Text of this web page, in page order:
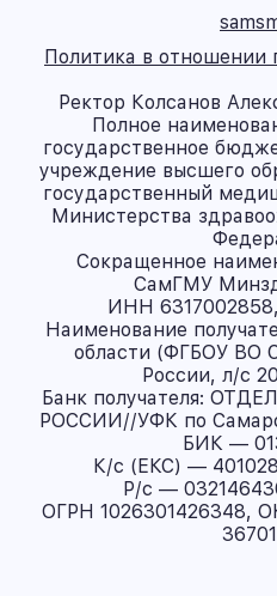
Политика в отношении
Ректор Колсанов
Полное
государственное
учреждение высшего
государственный
Министерства
Сокращенное
СамГМУ
ИНН
Наименование
области (ФГБОУ ВО
России, л/с
Банк получателя:
РОССИИ//УФК по
БИК —
К/с (ЕКС) —
Р/с —
ОГРН 1026301426348,